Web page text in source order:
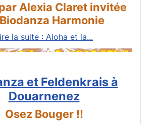
Alexia Claret invitée
Harmonie
la suite : Aloha et la...
et Feldenkrais à
Douarnenez
Osez Bouger !!